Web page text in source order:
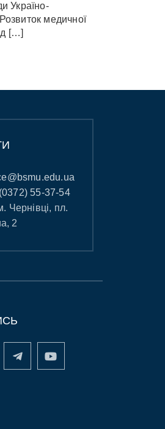
Україно-
медичної
[…]
(0372) 55-37-54
Чернівці, пл.
2